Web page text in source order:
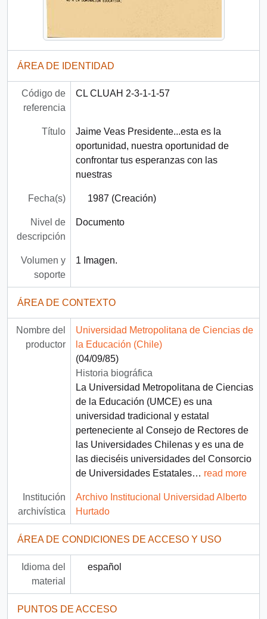
ÁREA DE IDENTIDAD
Código de
referencia
CL CLUAH 2-3-1-1-57
Título
Jaime Veas Presidente...esta es la
oportunidad, nuestra oportunidad de
confrontar tus esperanzas con las
nuestras
Fecha(s) 1987 (Creación)
Nivel de
descripción
Documento
Volumen y
soporte
1 Imagen.
ÁREA DE CONTEXTO
Nombre del
productor
Universidad Metropolitana de Ciencias de
la Educación (Chile)
(04/09/85)
Historia biográfica
La Universidad Metropolitana de Ciencias
de la Educación (UMCE) es una
universidad tradicional y estatal
perteneciente al Consejo de Rectores de
las Universidades Chilenas y es una de
las dieciséis universidades del Consorcio
de Universidades Estatales… read more
Institución
archivística
Archivo Institucional Universidad Alberto
Hurtado
ÁREA DE CONDICIONES DE ACCESO Y USO
Idioma del
material
español
PUNTOS DE ACCESO